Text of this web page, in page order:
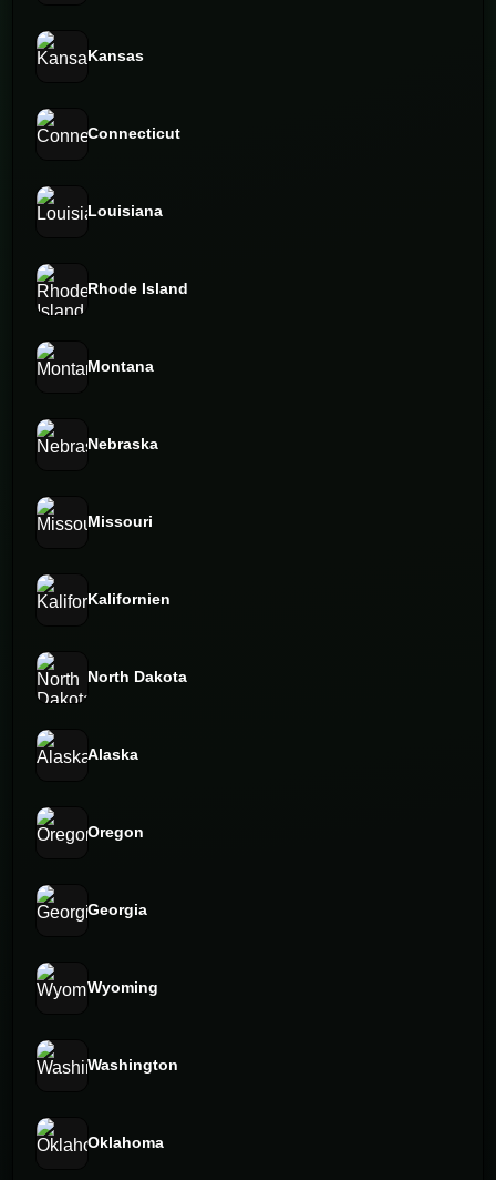
Kansas
Connecticut
Louisiana
Rhode Island
Montana
Nebraska
Missouri
Kalifornien
North Dakota
Alaska
Oregon
Georgia
Wyoming
Washington
Oklahoma